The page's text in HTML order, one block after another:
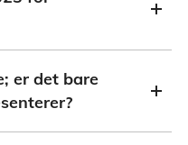
er det bare